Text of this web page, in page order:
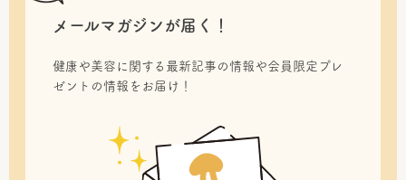
メールマガジンが届く！
健康や美容に関する最新記事の情報や会員限定プレ
ゼントの情報をお届け！